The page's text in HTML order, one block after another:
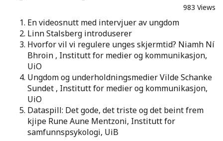
983 Views
En videosnutt med intervjuer av ungdom
Linn Stalsberg introduserer
Hvorfor vil vi regulere unges skjermtid? Niamh Ní
Bhroin , Institutt for medier og kommunikasjon,
UiO
Ungdom og underholdningsmedier Vilde Schanke
Sundet , Institutt for medier og kommunikasjon,
UiO
Dataspill: Det gode, det triste og det beint frem
kjipe Rune Aune Mentzoni, Institutt for
samfunnspsykologi, UiB